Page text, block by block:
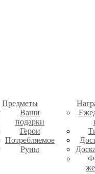
Предметы
Ваши
подарки
Герои
Потребляемое
Руны